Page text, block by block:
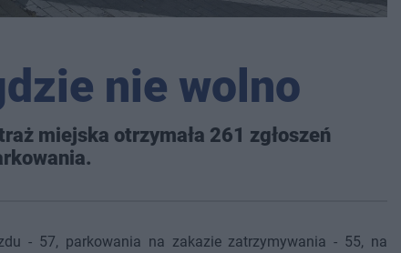
nie wolno
miejska otrzymała 261 zgłoszeń
- 57, parkowania na zakazie zatrzymywania - 55, na